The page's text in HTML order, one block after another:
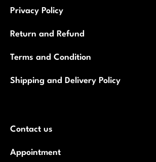
Privacy Policy
Return and Refund
Terms and Condition
Shipping and Delivery Policy
Contact us
Appointment